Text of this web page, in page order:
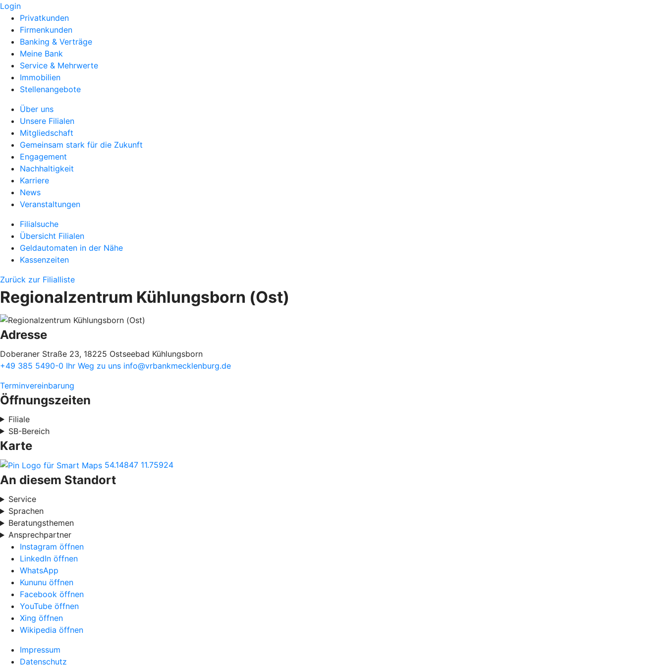
Login
Privatkunden
Firmenkunden
Banking & Verträge
Meine Bank
Service & Mehrwerte
Immobilien
Stellenangebote
Über uns
Unsere Filialen
Mitgliedschaft
Gemeinsam stark für die Zukunft
Engagement
Nachhaltigkeit
Karriere
News
Veranstaltungen
Filialsuche
Übersicht Filialen
Geldautomaten in der Nähe
Kassenzeiten
Zurück zur Filialliste
Regionalzentrum Kühlungsborn (Ost)
Adresse
Doberaner Straße 23, 18225 Ostseebad Kühlungsborn
+49 385 5490-0 Ihr Weg zu uns info@vrbankmecklenburg.de
Terminvereinbarung
Öffnungszeiten
Filiale
SB-Bereich
Karte
54.14847 11.75924
An diesem Standort
Service
Sprachen
Beratungsthemen
Ansprechpartner
Instagram öffnen
LinkedIn öffnen
WhatsApp
Kununu öffnen
Facebook öffnen
YouTube öffnen
Xing öffnen
Wikipedia öffnen
Impressum
Datenschutz